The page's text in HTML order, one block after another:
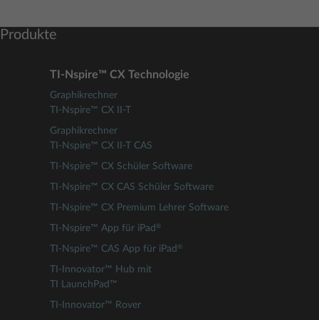
Produkte
TI-Nspire™ CX Technologie
Graphikrechner
TI-Nspire™ CX II-T
Graphikrechner
TI-Nspire™ CX II-T CAS
TI-Nspire™ CX Schüler Software
TI-Nspire™ CX CAS Schüler Software
TI-Nspire™ CX Premium Lehrer Software
TI-Nspire™ App für iPad ®
TI-Nspire™ CAS App für iPad ®
TI-Innovator™ Hub mit
TI LaunchPad™
TI-Innovator™ Rover